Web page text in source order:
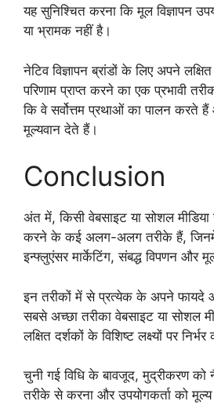
यह सुनिश्चित करना कि मूल विज्ञापन
या भ्रामक नहीं है।
नेटिव विज्ञापन ब्रांडों के लिए अपने
परिणाम प्राप्त करने का एक प्रभावी
कि वे सर्वोत्तम प्रथाओं का पालन करते
मूल्यवान देते हैं।
Conclusion
अंत में, किसी वेबसाइट या सोशल
करने के कई अलग-अलग तरीके हैं, जिनमें
इन्फ्लुएंसर मार्केटिंग, संबद्ध विपणन और
इन तरीकों में से प्रत्येक के अपने
सबसे अच्छा तरीका वेबसाइट या सोशल
लक्षित दर्शकों के विशिष्ट लक्ष्यों पर निर्भर
चुनी गई विधि के बावजूद, मुद्रीकरण को
तरीके से करना और उपयोगकर्ता को मूल्य